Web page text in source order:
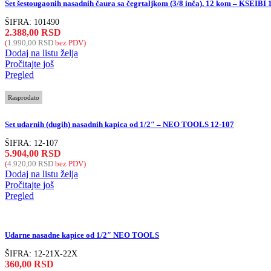
Set šestougaonih nasadnih čaura sa čegrtaljkom (3/8 inča), 12 kom – KSEIBI
ŠIFRA: 101490
2.388,00 RSD
(1.990,00 RSD bez PDV)
Dodaj na listu želja
Pročitajte još
Pregled
Rasprodato
Set udarnih (dugih) nasadnih kapica od 1/2″ – NEO TOOLS 12-107
ŠIFRA: 12-107
5.904,00 RSD
(4.920,00 RSD bez PDV)
Dodaj na listu želja
Pročitajte još
Pregled
Udarne nasadne kapice od 1/2″ NEO TOOLS
ŠIFRA: 12-21X-22X
360,00 RSD